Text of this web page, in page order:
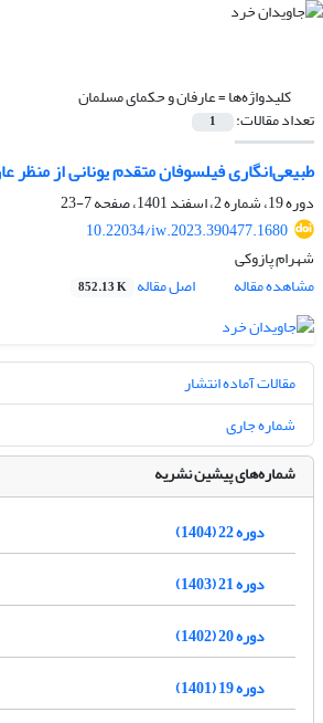
کلیدواژه‌ها =عارفان و حکمای مسلمان
تعداد مقالات: 1
طبیعی‌‏انگاری فیلسوفان متقدم یونانی از منظر
دوره 19، شماره 2، اسفند 1401، صفحه
7-23
10.22034/iw.2023.390477.1680
شهرام پازوکی
مشاهده مقاله
اصل مقاله 852.13 K
مقالات آماده انتشار
شماره جاری
شماره‌های پیشین نشریه
دوره 22 (1404)
دوره 21 (1403)
دوره 20 (1402)
دوره 19 (1401)